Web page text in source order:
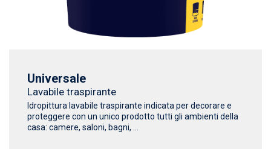
Universale
Lavabile traspirante
Idropittura lavabile traspirante indicata per decorare e
proteggere con un unico prodotto tutti gli ambienti della
casa: camere, saloni, bagni, ...